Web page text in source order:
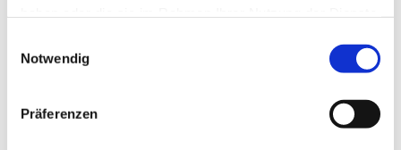
Notwendig
Präferenzen
tucked away, out of sight. And off we go. To
Staudacherhof. The best place for a gloriously fun
family holiday! With fantastic adventures.